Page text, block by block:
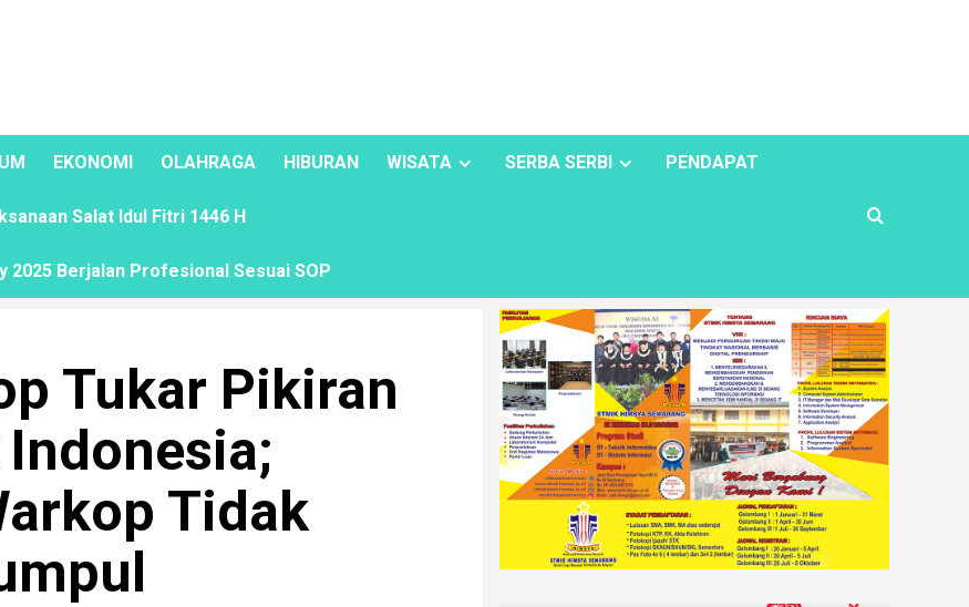
EKONOMI OLAHRAGA HIBURAN WISATA SERBA SERBI PENDAPAT
Salat Idul Fitri 1446 H
2025 Berjalan Profesional Sesuai SOP
Tukar Pikiran
Tidak